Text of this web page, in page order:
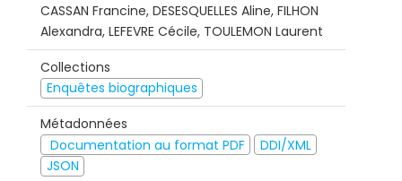
CASSAN Francine, DESESQUELLES Aline, FILHON
Alexandra, LEFEVRE Cécile, TOULEMON Laurent
Collections
Enquêtes biographiques
Métadonnées
Documentation au format PDF
DDI/XML
JSON